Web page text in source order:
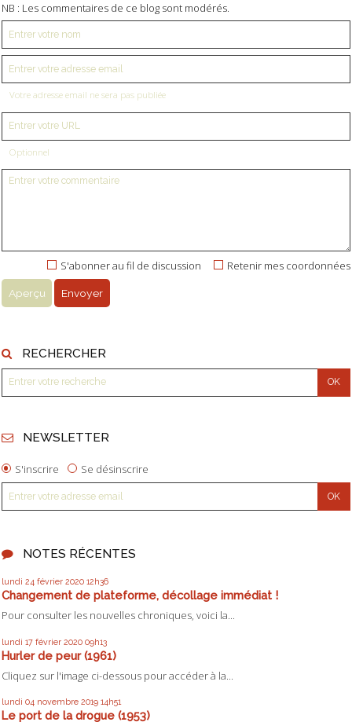
NB : Les commentaires de ce blog sont modérés.
Votre adresse email ne sera pas publiée
Optionnel
Retenir mes coordonnées
S'abonner au fil de discussion
RECHERCHER
NEWSLETTER
S'inscrire Se désinscrire
NOTES RÉCENTES
lundi 24 février 2020 12h36
Changement de plateforme, décollage immédiat !
Pour consulter les nouvelles chroniques, voici la...
lundi 17 février 2020 09h13
Hurler de peur (1961)
Cliquez sur l'image ci-dessous pour accéder à la...
lundi 04 novembre 2019 14h51
Le port de la drogue (1953)